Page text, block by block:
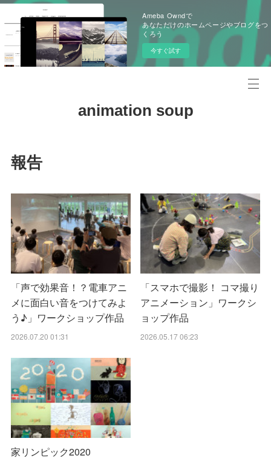
Ameba Owndで
あなただけのホームページやブログをつ
くろう
今すぐ試す
animation soup
報告
「声で効果音！？電車アニ
メに面白い音をつけてみよ
う♪」ワークショップ作品
2026.07.20 01:31
「スマホで撮影！ コマ撮り
アニメーション」ワークシ
ョップ作品
2026.05.17 06:23
家リンピック2020